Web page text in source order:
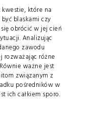
które na
blaskami czy
obrócić w jej cień
Analizując
zawodu
rozważając różne
ważne jest
związanym z
pośredników w
ich całkiem sporo.